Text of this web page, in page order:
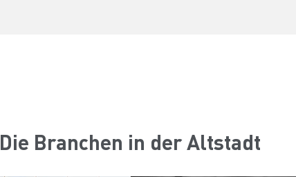
Die Branchen in der Altstadt